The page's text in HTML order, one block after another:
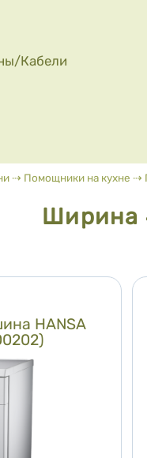
Кабели
⇢ Помощники на кухне ⇢
Ширина
HANSA